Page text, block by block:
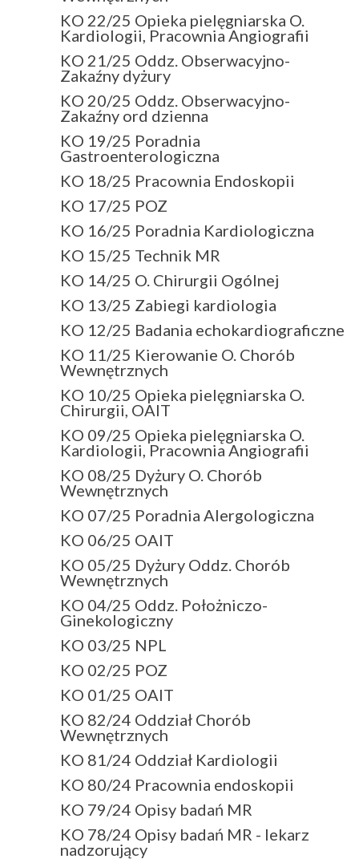
KO 22/25 Opieka pielęgniarska O.
Kardiologii, Pracownia Angiografii
KO 21/25 Oddz. Obserwacyjno-
Zakaźny dyżury
KO 20/25 Oddz. Obserwacyjno-
Zakaźny ord dzienna
KO 19/25 Poradnia
Gastroenterologiczna
KO 18/25 Pracownia Endoskopii
KO 17/25 POZ
KO 16/25 Poradnia Kardiologiczna
KO 15/25 Technik MR
KO 14/25 O. Chirurgii Ogólnej
KO 13/25 Zabiegi kardiologia
KO 12/25 Badania echokardiograficzne
KO 11/25 Kierowanie O. Chorób
Wewnętrznych
KO 10/25 Opieka pielęgniarska O.
Chirurgii, OAIT
KO 09/25 Opieka pielęgniarska O.
Kardiologii, Pracownia Angiografii
KO 08/25 Dyżury O. Chorób
Wewnętrznych
KO 07/25 Poradnia Alergologiczna
KO 06/25 OAIT
KO 05/25 Dyżury Oddz. Chorób
Wewnętrznych
KO 04/25 Oddz. Położniczo-
Ginekologiczny
KO 03/25 NPL
KO 02/25 POZ
KO 01/25 OAIT
KO 82/24 Oddział Chorób
Wewnętrznych
KO 81/24 Oddział Kardiologii
KO 80/24 Pracownia endoskopii
KO 79/24 Opisy badań MR
KO 78/24 Opisy badań MR - lekarz
nadzorujący